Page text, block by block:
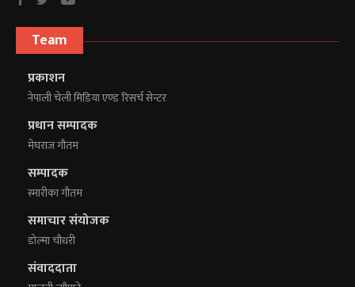
Team
प्रकाशन
नेपाली चेली मिडिया एण्ड रिसर्च सेन्टर
प्रधान सम्पादक
मेघराज गौतम
सम्पादक
स्मारीका गौतम
समाचार संयोजक
डोल्मा चौधरी
संवाददाता